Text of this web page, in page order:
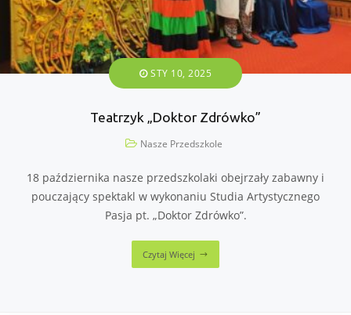
STY 10, 2025
Teatrzyk „Doktor Zdrówko”
Nasze Przedszkole
18 października nasze przedszkolaki obejrzały zabawny i
pouczający spektakl w wykonaniu Studia Artystycznego
Pasja pt. „Doktor Zdrówko”.
Czytaj Więcej